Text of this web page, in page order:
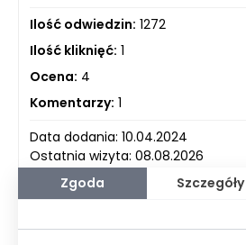
Ilość odwiedzin: 1272
Ilość kliknięć: 1
Ocena: 4
Komentarzy: 1
Data dodania: 10.04.2024
Ostatnia wizyta: 08.08.2026
Zgoda
Szczegóły